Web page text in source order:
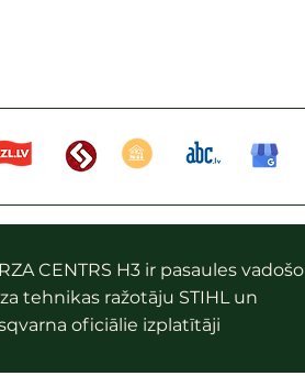
CENTRS H3 ir pasaules vadošo
tehnikas ražotāju STIHL un
oficiālie izplatītāji